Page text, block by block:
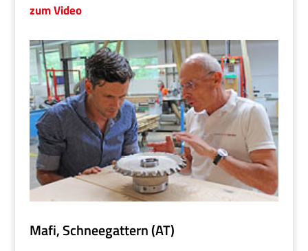
zum Video
Mafi, Schneegattern (AT)